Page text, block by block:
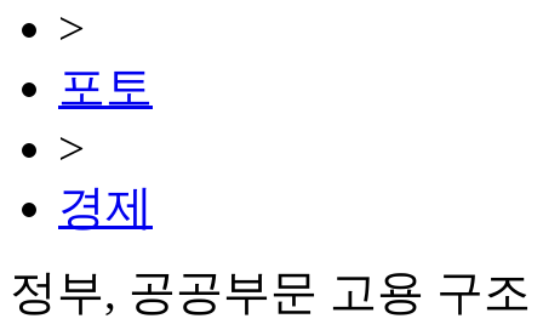
>
포토
>
경제
정부, 공공부문 고용 구